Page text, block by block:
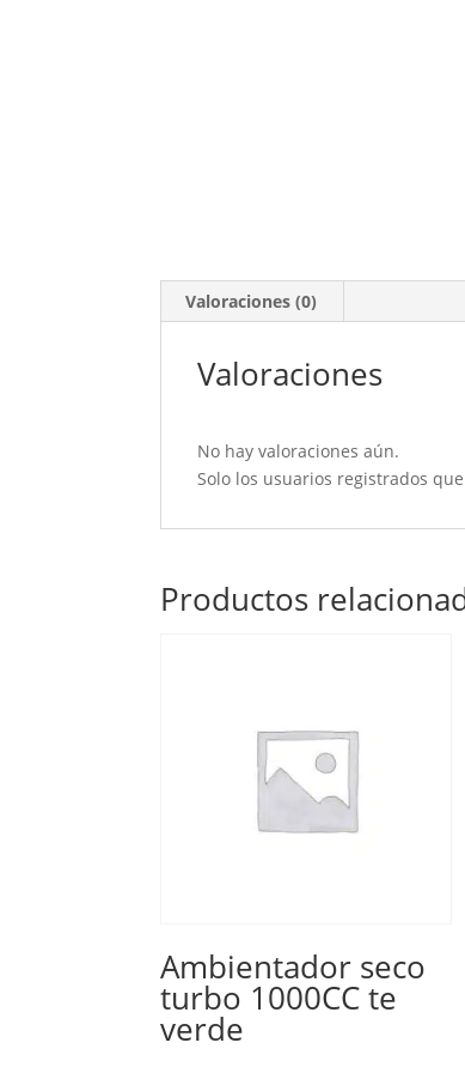
Valoraciones (0)
Valoraciones
No hay valoraciones aún.
Solo los usuarios registrados
Productos
Ambientador seco
turbo 1000CC te
verde